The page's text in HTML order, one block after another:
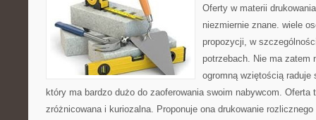
Oferty w materii
niezmiernie znane. wiele
propozycji, w
potrzebach. Nie ma zatem
ogromną wziętością
który ma bardzo dużo do zaoferowania swoim nabywcom.
zróżnicowana i kuriozalna. Proponuje ona drukowanie rozlicznego